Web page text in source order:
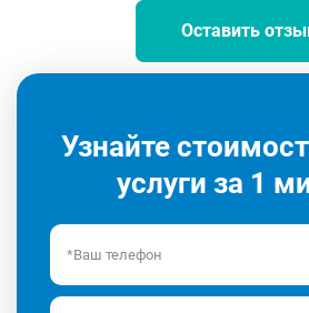
Оставить
Узнайте
услуги за 1